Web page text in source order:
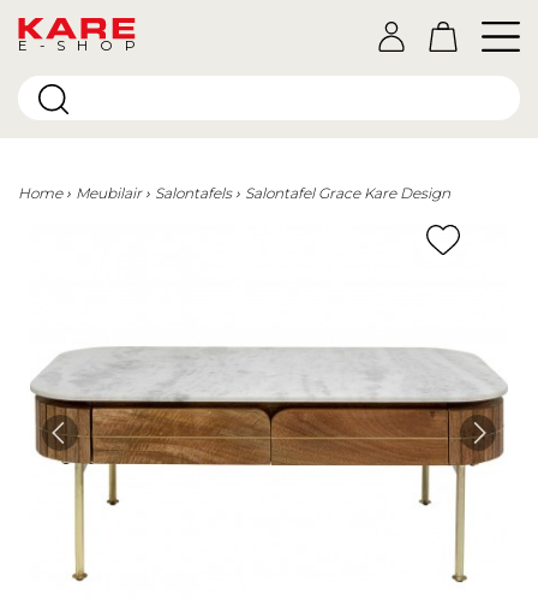
E-SHOP
Home Meubilair Salontafels Salontafel Grace Kare Design